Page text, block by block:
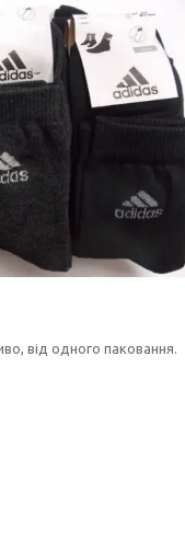
від одного паковання.